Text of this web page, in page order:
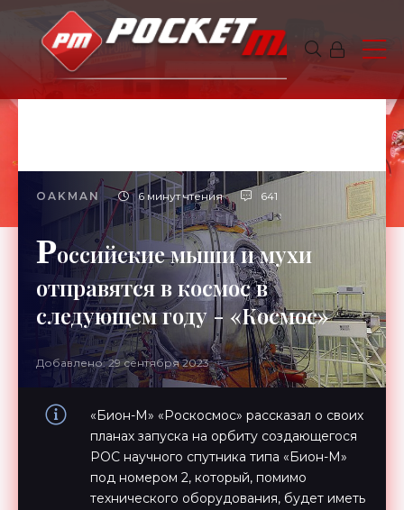
OAKMAN 6 минут чтения 641
Российские мыши и мухи
отправятся в космос в
следующем году - «Космос»
Добавлено: 29 сентября 2023
«Бион-М» «Роскосмос» рассказал о своих
планах запуска на орбиту создающегося
РОС научного спутника типа «Бион-М»
под номером 2, который, помимо
технического оборудования, будет иметь